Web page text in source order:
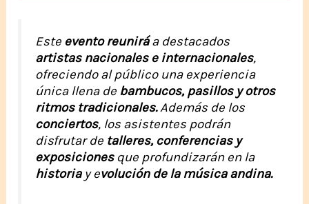
Este evento reuniráa destacados
artistas nacionales e internacionales,
ofreciendo al público una experiencia
única llena de bambucos, pasillos y otros
ritmos tradicionales.Además de los
conciertos, los asistentes podrán
disfrutar de talleres, conferencias y
exposicionesque profundizarán en la
historiay evolución de la música andina.